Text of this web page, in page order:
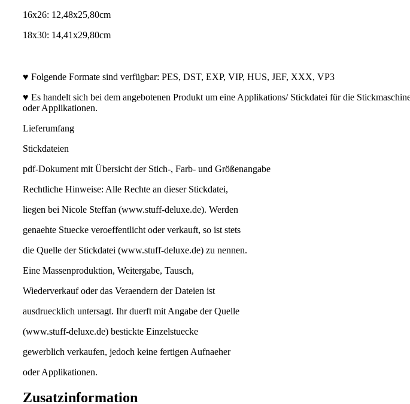
16x26: 12,48x25,80cm
18x30: 14,41x29,80cm
♥ Folgende Formate sind verfügbar: PES, DST, EXP, VIP, HUS, JEF, XXX, VP3
♥ Es handelt sich bei dem angebotenen Produkt um eine Applikations/ Stickdatei für die
oder Applikationen.
Lieferumfang
Stickdateien
pdf-Dokument mit Übersicht der Stich-, Farb- und Größenangabe
Rechtliche Hinweise: Alle Rechte an dieser Stickdatei,
liegen bei Nicole Steffan (www.stuff-deluxe.de). Werden
genaehte Stuecke veroeffentlicht oder verkauft, so ist stets
die Quelle der Stickdatei (www.stuff-deluxe.de) zu nennen.
Eine Massenproduktion, Weitergabe, Tausch,
Wiederverkauf oder das Veraendern der Dateien ist
ausdruecklich untersagt. Ihr duerft mit Angabe der Quelle
(www.stuff-deluxe.de) bestickte Einzelstuecke
gewerblich verkaufen, jedoch keine fertigen Aufnaeher
oder Applikationen.
Zusatzinformation